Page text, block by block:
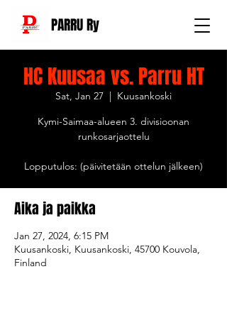
PARRU Ry
HC Kuusaa vs. Parru HT
Sat, Jan 27
  |
Kuusankoski
Kymi-Saimaa-alueen 3. divisioonan
runkosarjaottelu
Lopputulos: (päivitetään ottelun jälkeen)
Aika ja paikka
Jan 27, 2024, 6:15 PM
Kuusankoski, Kuusankoski, 45700 Kouvola,
Finland